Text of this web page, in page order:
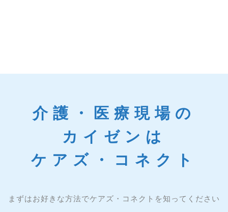
介護・医療現場の
カイゼンは
ケアズ・コネクト
まずはお好きな方法でケアズ・コネクトを知ってください